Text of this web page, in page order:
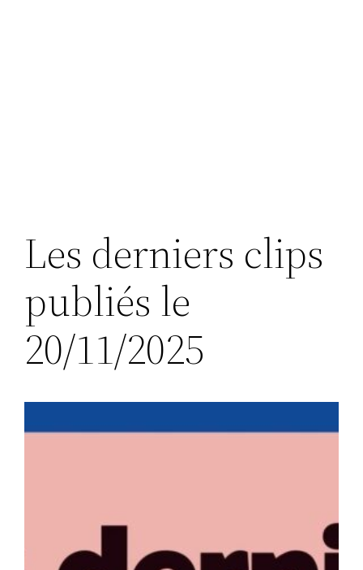
Les derniers clips
publiés le
20/11/2025